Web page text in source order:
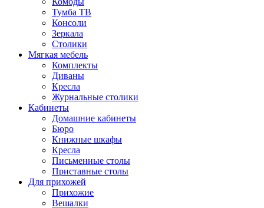
Тумба ТВ
Консоли
Зеркала
Столики
Мягкая мебель
Комплекты
Диваны
Кресла
Журнальные столики
Кабинеты
Домашние кабинеты
Бюро
Книжные шкафы
Кресла
Письменные столы
Приставные столы
Для прихожей
Прихожие
Вешалки